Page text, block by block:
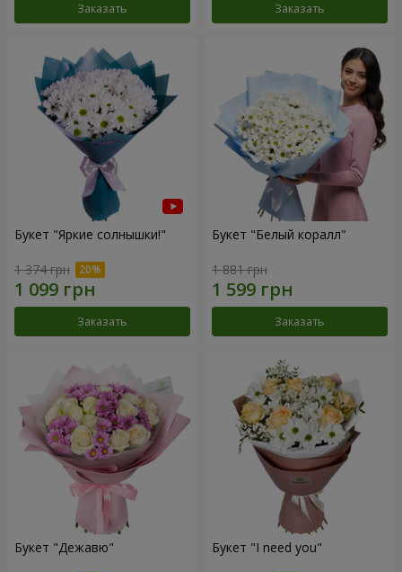
Заказать Заказать
Букет "Яркие солнышки!"
1 374 грн
Заказать
Букет "Белый коралл"
1 881 грн
Заказать
Букет "Дежавю" Букет "I need you"